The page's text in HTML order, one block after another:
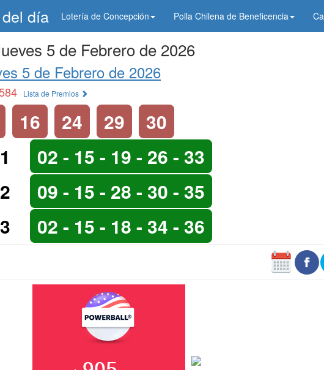
día Lotería de Concepción Polla Chilena de Beneficencia
5 de Febrero de 2026
5 de Febrero de 2026
Lista de Premios
16 24 29
30
02 - 15 - 19 - 26 - 33
09 - 15 - 28 - 30 - 35
02 - 15 - 18 - 34 - 36